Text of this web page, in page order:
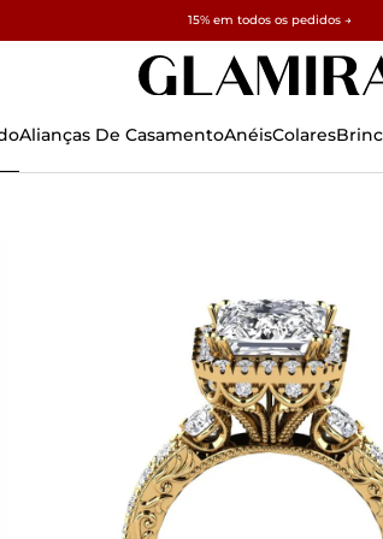
15% em todos os pedidos →
✓ Devoluções em 60 Dias ✓ Ajuste
Alianças De CasamentoAnéisColares